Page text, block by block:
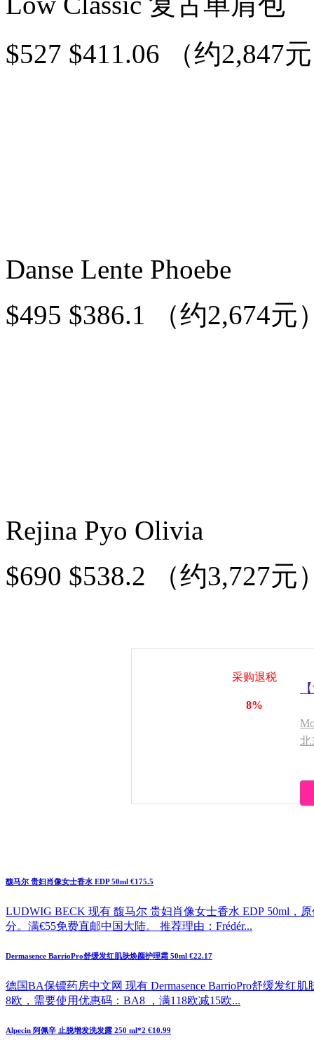
$527 $411.06 （约2,847
Danse Lente Phoebe
$495 $386.1 （约2,674元
Rejina Pyo Olivia
$690 $538.2 （约3,727元
采购退税
8%
北
馥马尔 贵妇肖像女士香水 EDP 50ml €175.5
LUDWIG BECK 现有 馥马尔 贵妇肖像女士香水 EDP 50ml，
分。满€55免费直邮中国大陆。 推荐理由：Frédér...
Dermasence BarrioPro舒缓发红肌肤焕颜护理霜 50ml €22.17
德国BA保镖药房中文网 现有 Dermasence BarrioPro舒缓发红
8欧，需要使用优惠码：BA8 ，满118欧减15欧...
Alpecin 阿佩辛 止脱增发洗发露 250 ml*2 €10.99